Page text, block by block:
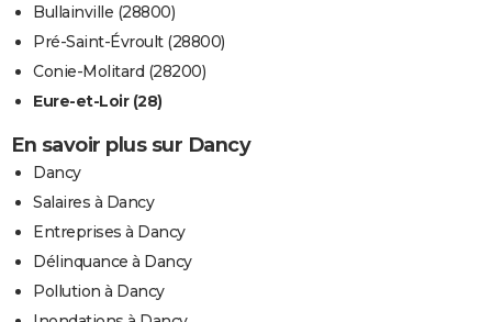
Bullainville (28800)
Pré-Saint-Évroult (28800)
Conie-Molitard (28200)
Eure-et-Loir (28)
En savoir plus sur Dancy
Dancy
Salaires à Dancy
Entreprises à Dancy
Délinquance à Dancy
Pollution à Dancy